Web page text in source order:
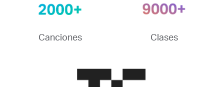
Canciones Clases